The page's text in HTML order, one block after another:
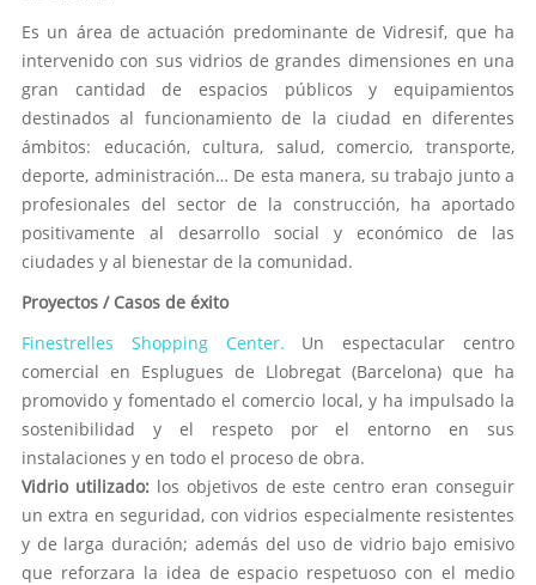
Es un área de actuación predominante de Vidresif, que ha
intervenido con sus vidrios de grandes dimensiones en una
gran cantidad de espacios públicos y equipamientos
destinados al funcionamiento de la ciudad en diferentes
ámbitos: educación, cultura, salud, comercio, transporte,
deporte, administración… De esta manera, su trabajo junto a
profesionales del sector de la construcción, ha aportado
positivamente al desarrollo social y económico de las
ciudades y al bienestar de la comunidad.
Proyectos / Casos de éxito
Finestrelles Shopping Center. Un espectacular centro
comercial en Esplugues de Llobregat (Barcelona) que ha
promovido y fomentado el comercio local, y ha impulsado la
sostenibilidad y el respeto por el entorno en sus
instalaciones y en todo el proceso de obra.
Vidrio utilizado:los objetivos de este centro eran conseguir
un extra en seguridad, con vidrios especialmente resistentes
y de larga duración; además del uso de vidrio bajo emisivo
que reforzara la idea de espacio respetuoso con el medio